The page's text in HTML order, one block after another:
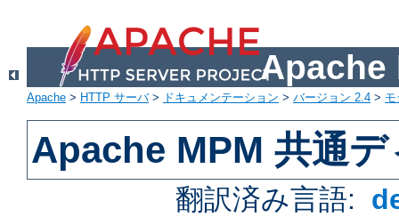
Apache
Apache > HTTP サーバ> ドキュメンテーション > バージョン 2.4 >
Apache MPM 共通
翻訳済み言語: